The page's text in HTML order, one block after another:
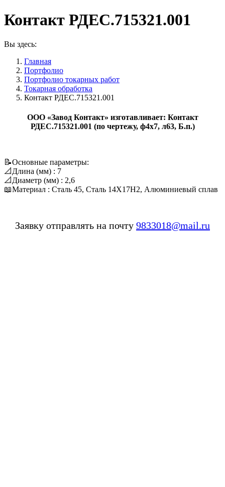
Контакт РДЕС.715321.001
Вы здесь:
Главная
Портфолио
Портфолио токарных работ
Токарная обработка
Контакт РДЕС.715321.001
ООО «Завод Контакт» изготавливает: Контакт
РДЕС.715321.001 (по чертежу, ф4х7, л63, Б.п.)
📝Основные параметры:
📐Длина (мм) : 7
📐Диаметр (мм) : 2,6
📖Материал : Сталь 45, Сталь 14Х17Н2, Алюминиевый сплав
Заявку отправлять на почту 9833018@mail.ru